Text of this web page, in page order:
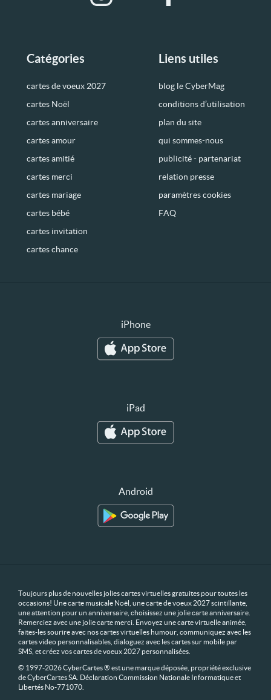
Catégories
cartes de voeux 2027
cartes Noël
cartes anniversaire
cartes amour
cartes amitié
cartes merci
cartes mariage
cartes bébé
cartes invitation
cartes chance
Liens utiles
blog le CyberMag
conditions d’utilisation
plan du site
qui sommes-nous
publicité - partenariat
relation presse
paramètres cookies
FAQ
iPhone
iPad
Android
Toujours plus de nouvelles jolies cartes virtuelles gratuites pour toutes les
occasions! Une carte musicale Noël, une carte de voeux 2027 scintillante,
une attention pour un anniversaire, choisissez une jolie carte anniversaire.
Remerciez avec une jolie carte merci. Envoyez une carte virtuelle animée,
faites-les sourire avec nos cartes virtuelles humour, communiquez avec les
cartes video personnalisables, dialoguez avec les cartes sur mobile par
SMS, et créez vos cartes de voeux 2027 personnalisées.
© 1997-2026 CyberCartes ® est une marque déposée, propriété exclusive
de CyberCartes SA. Déclaration Commission Nationale Informatique et
Libertés No-771070.